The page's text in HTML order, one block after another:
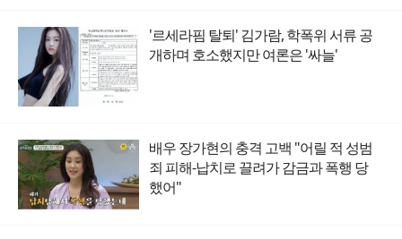
'르세라핌 탈퇴' 김가람, 학폭위 서류 공
개하며 호소했지만 여론은 '싸늘'
배우 장가현의 충격 고백 "어릴 적 성범
죄 피해-납치로 끌려가 감금과 폭행 당
했어"